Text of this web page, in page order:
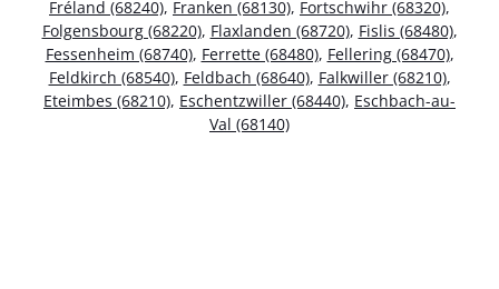
Fréland (68240), Franken (68130), Fortschwihr (68320),
Folgensbourg (68220), Flaxlanden (68720), Fislis (68480),
Fessenheim (68740), Ferrette (68480), Fellering (68470),
Feldkirch (68540), Feldbach (68640), Falkwiller (68210),
Eteimbes (68210), Eschentzwiller (68440), Eschbach-au-
Val (68140)